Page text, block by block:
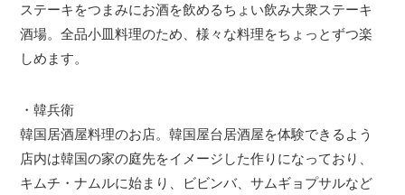
ステーキをつまみにお酒を飲めるちょい飲み大衆ステーキ
酒場。全品小皿料理のため、様々な料理をちょっとずつ楽
しめます。
・韓兵衛
韓国居酒屋料理のお店。韓国屋台居酒屋を体験できるよう
店内は韓国の家の庭先をイメージした作りになっており、
キムチ・ナムルに始まり、ビビンバ、サムギョプサルなど